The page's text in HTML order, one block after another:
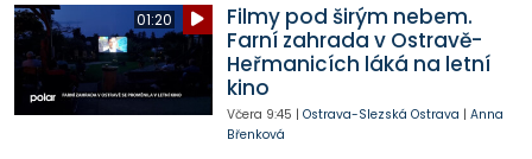
01:20
Filmy pod širým nebem.
Farní zahrada v Ostravě-
Heřmanicích láká na letní
kino
Včera 9:45 | Ostrava-Slezská Ostrava | Anna
Břenková